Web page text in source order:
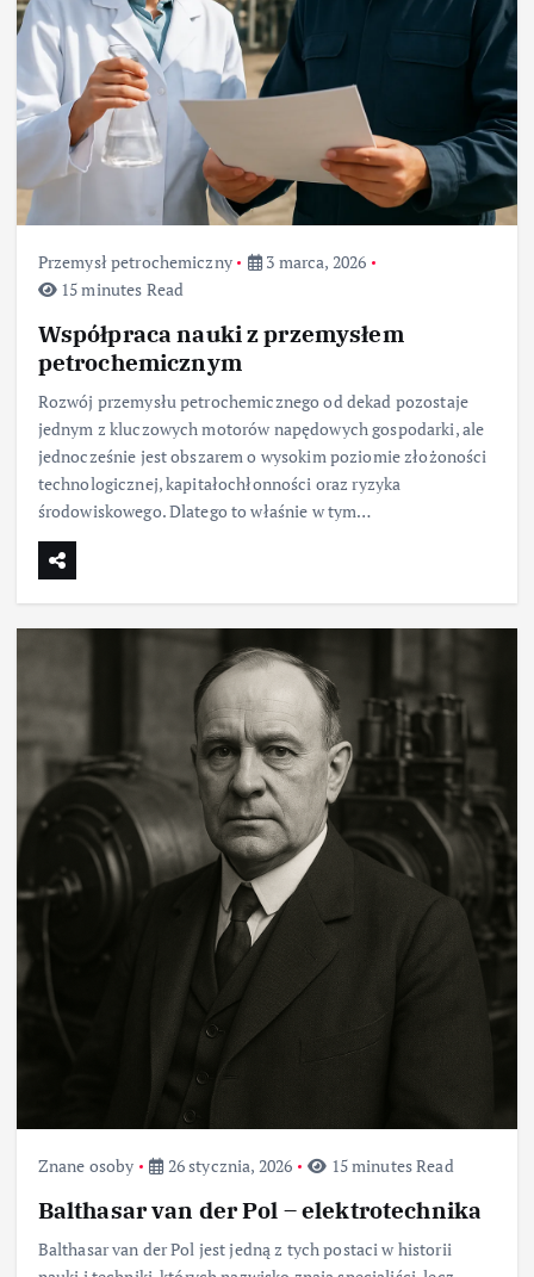
Przemysł petrochemiczny
3 marca, 2026
15 minutes Read
Współpraca nauki z przemysłem
petrochemicznym
Rozwój przemysłu petrochemicznego od dekad pozostaje
jednym z kluczowych motorów napędowych gospodarki, ale
jednocześnie jest obszarem o wysokim poziomie złożoności
technologicznej, kapitałochłonności oraz ryzyka
środowiskowego. Dlatego to właśnie w tym…
Znane osoby 26 stycznia, 2026 15 minutes Read
Balthasar van der Pol – elektrotechnika
Balthasar van der Pol jest jedną z tych postaci w historii